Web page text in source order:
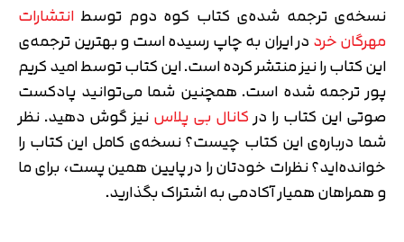
نسخه‌ی ترجمه شده‌ی کتاب کوه دوم توسط انتشارات
مهرگان خرددر ایران به چاپ رسیده است و بهترین ترجمه‌ی
این کتاب را نیز منتشر کرده است. این کتاب توسط امید کریم
پور ترجمه شده است. همچنین شما می‌توانید پادکست
صوتی این کتاب را درکانال بی پلاسنیز گوش دهید. نظر
شما درباره‌ی این کتاب چیست؟ نسخه‌ی کامل این کتاب را
خوانده‌اید؟ نظرات خودتان را در پایین همین پست، برای ما
و همراهان همیار آکادمی به اشتراک بگذارید.